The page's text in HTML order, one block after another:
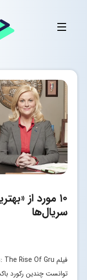
۱۰ مورد از
سریال‌ها
توانست چندین رکورد